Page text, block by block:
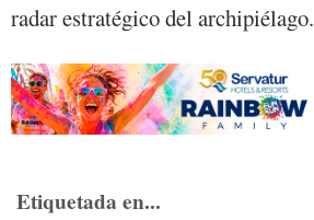
radar estratégico del archipiélago.
Etiquetada en...